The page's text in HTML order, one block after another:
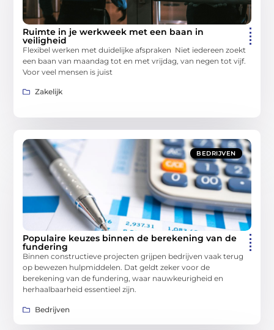
Ruimte in je werkweek met een baan in
veiligheid
Flexibel werken met duidelijke afspraken Niet iedereen zoekt
een baan van maandag tot en met vrijdag, van negen tot vijf.
Voor veel mensen is juist
Zakelijk
BEDRIJVEN
Populaire keuzes binnen de berekening van de
fundering
Binnen constructieve projecten grijpen bedrijven vaak terug
op bewezen hulpmiddelen. Dat geldt zeker voor de
berekening van de fundering, waar nauwkeurigheid en
herhaalbaarheid essentieel zijn.
Bedrijven